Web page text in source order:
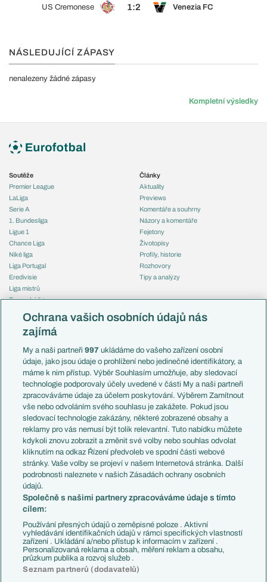
US Cremonese 1:2 Venezia FC
NÁSLEDUJÍCÍ ZÁPASY
nenalezeny žádné zápasy
Kompletní výsledky
Soutěže
Premier League
LaLiga
Serie A
1. Bundesliga
Ligue 1
Chance Liga
Niké liga
Liga Portugal
Eredivisie
Liga mistrů
Evropská liga
Mistrovství světa
Liga národů
Témata
Představení týmů MS
EuroSkauting
PL v kostce
Evropské koeficienty
Přestupy
Přestupové spekulace
Zranění
Kluby
Arsenal FC
Chelsea FC
Manchester United
AC Milán
Juventus FC
Bayern Mnichov
FC Barcelona
Real Madrid
Články
Aktuality
Previews
Komentáře a souhrny
Názory a komentáře
Fejetony
Životopisy
Profily, historie
Rozhovory
Tipy a analýzy
Česko
Francie
Itálie
Německo
Španělsko
Argentina
Brazílie
Přestupy
Zápasy
Livescore
Tipovací soutěž
Ochrana vašich osobních údajů nás
zajímá
My a naši partneři997 ukládáme do vašeho zařízení osobní
údaje, jako jsou údaje o prohlížení nebo jedinečné identifikátory, a
máme k nim přístup. Výběr Souhlasím umožňuje, aby sledovací
technologie podporovaly účely uvedené v části My a naši partneři
zpracováváme údaje za účelem poskytování. Výběrem Zamítnout
vše nebo odvoláním svého souhlasu je zakážete. Pokud jsou
sledovací technologie zakázány, některé zobrazené obsahy a
reklamy pro vás nemusí být tolik relevantní. Tuto nabídku můžete
kdykoli znovu zobrazit a změnit své volby nebo souhlas odvolat
kliknutím na odkaz Řízení předvoleb ve spodní části webové
stránky. Vaše volby se projeví v našem Internetová stránka. Další
podrobnosti naleznete v našich Zásadách ochrany osobních
údajů.
Společně s našimi partnery zpracováváme údaje s tímto
cílem:
Používání přesných údajů o zeměpisné poloze . Aktivní
vyhledávání identifikačních údajů v rámci specifických vlastností
zařízení . Ukládání a/nebo přístup k informacím v zařízení .
Personalizovaná reklama a obsah, měření reklam a obsahu,
průzkum publika a rozvoj služeb .
Seznam partnerů (dodavatelů)